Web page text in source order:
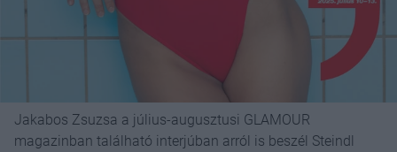
Jakabos Zsuzsa a július-augusztusi GLAMOUR
magazinban található interjúban arról is beszél Steindl